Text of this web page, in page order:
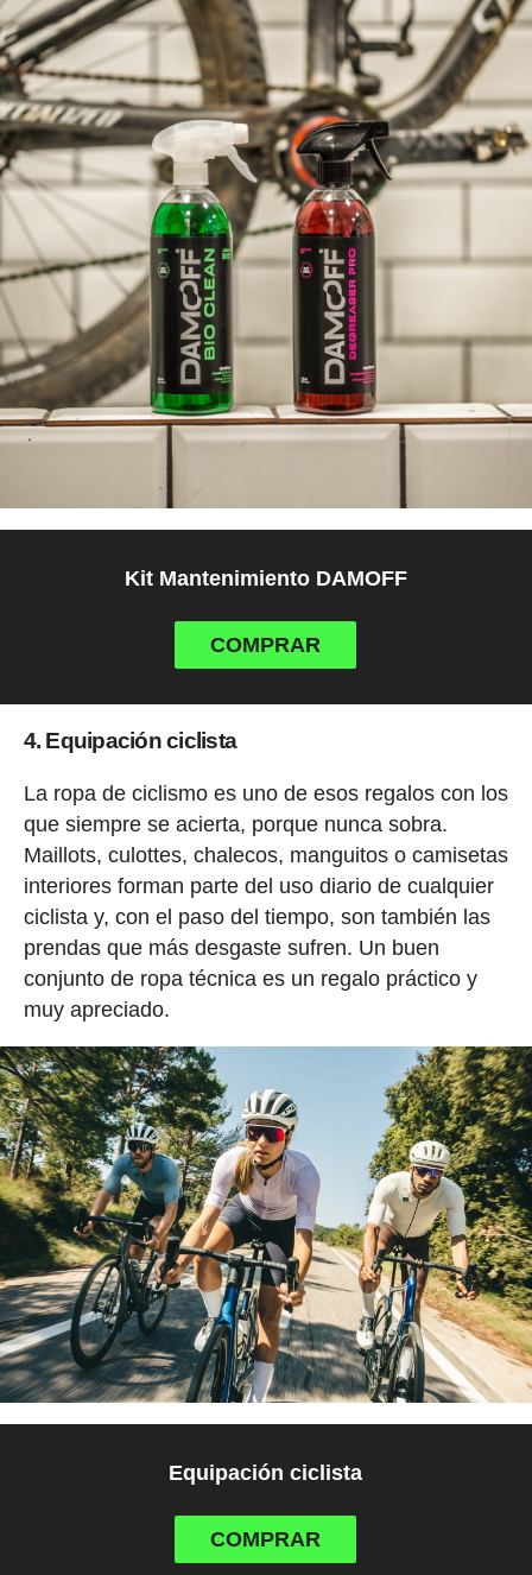
Kit Mantenimiento DAMOFF
COMPRAR
4. Equipación ciclista
La ropa de ciclismo es uno de esos regalos con los
que siempre se acierta, porque nunca sobra.
Maillots, culottes, chalecos, manguitos o camisetas
interiores forman parte del uso diario de cualquier
ciclista y, con el paso del tiempo, son también las
prendas que más desgaste sufren. Un buen
conjunto de ropa técnica es un regalo práctico y
muy apreciado.
Equipación ciclista
COMPRAR